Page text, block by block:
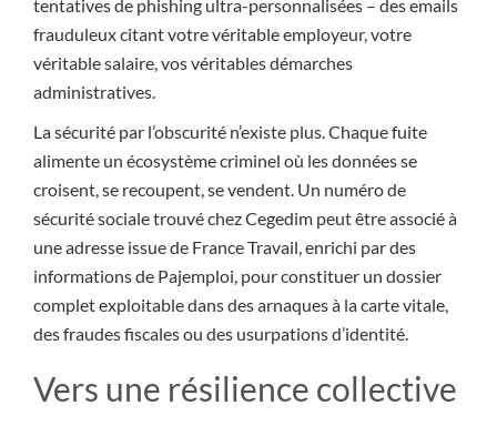
tentatives de phishing ultra-personnalisées – des emails
frauduleux citant votre véritable employeur, votre
véritable salaire, vos véritables démarches
administratives.
La sécurité par l’obscurité n’existe plus. Chaque fuite
alimente un écosystème criminel où les données se
croisent, se recoupent, se vendent. Un numéro de
sécurité sociale trouvé chez Cegedim peut être associé à
une adresse issue de France Travail, enrichi par des
informations de Pajemploi, pour constituer un dossier
complet exploitable dans des arnaques à la carte vitale,
des fraudes fiscales ou des usurpations d’identité.
Vers une résilience collective